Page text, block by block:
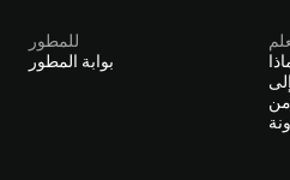
للمطور
بوابة المطور